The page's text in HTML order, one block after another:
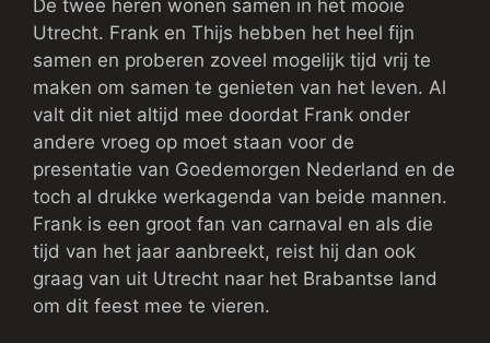
De twee heren wonen samen in het mooie
Utrecht. Frank en Thijs hebben het heel fijn
samen en proberen zoveel mogelijk tijd vrij te
maken om samen te genieten van het leven. Al
valt dit niet altijd mee doordat Frank onder
andere vroeg op moet staan voor de
presentatie van Goedemorgen Nederland en de
toch al drukke werkagenda van beide mannen.
Frank is een groot fan van carnaval en als die
tijd van het jaar aanbreekt, reist hij dan ook
graag van uit Utrecht naar het Brabantse land
om dit feest mee te vieren.